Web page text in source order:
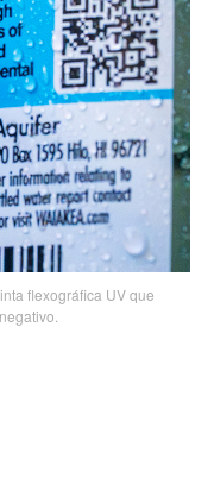
flexográfica UV que